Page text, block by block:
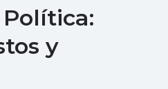
y